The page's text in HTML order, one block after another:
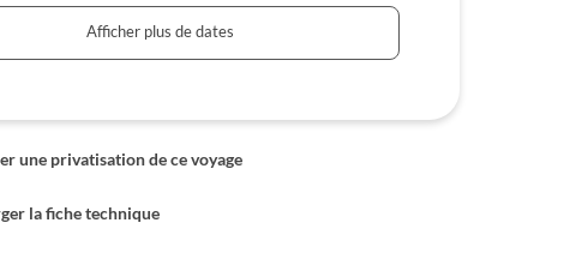
Afficher plus de dates
une privatisation de ce voyage
la fiche technique